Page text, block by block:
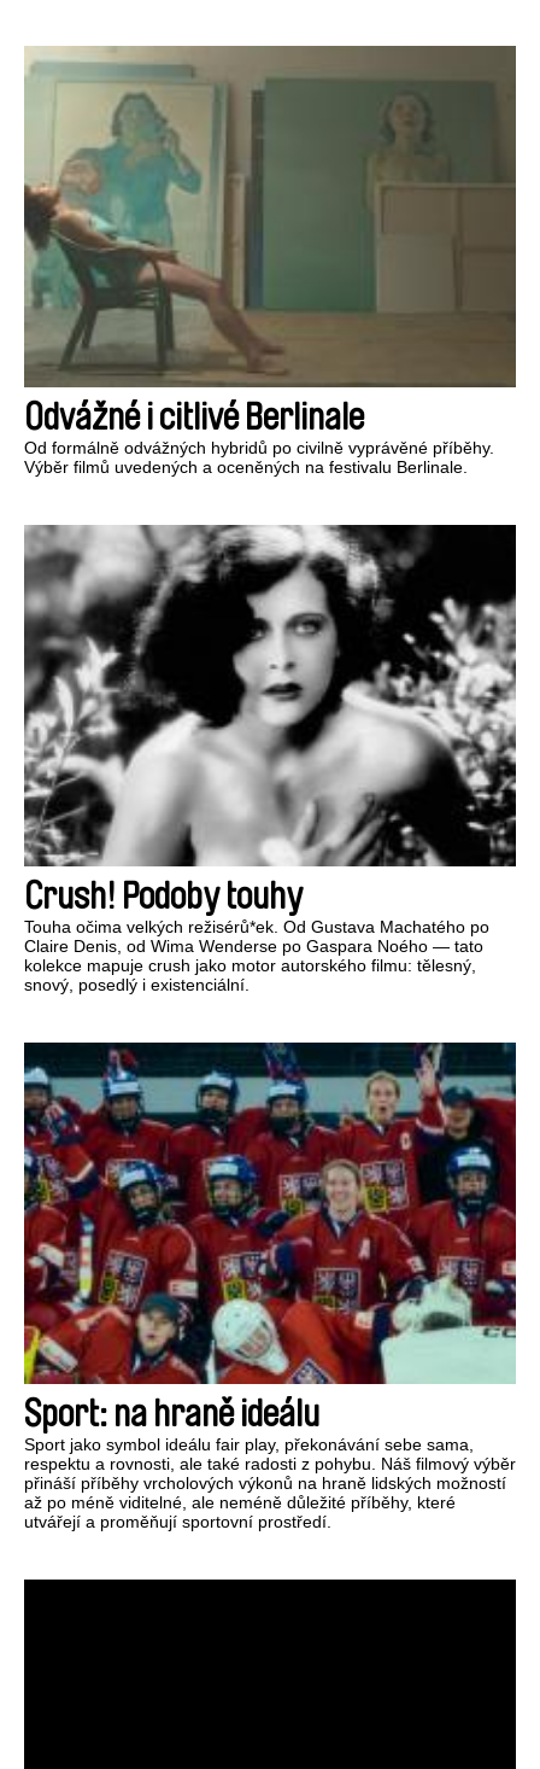
Odvážné i citlivé Berlinale
Od formálně odvážných hybridů po civilně vyprávěné příběhy.
Výběr filmů uvedených a oceněných na festivalu Berlinale.
Crush! Podoby touhy
Touha očima velkých režisérů*ek. Od Gustava Machatého po
Claire Denis, od Wima Wenderse po Gaspara Noého — tato
kolekce mapuje crush jako motor autorského filmu: tělesný,
snový, posedlý i existenciální.
Sport: na hraně ideálu
Sport jako symbol ideálu fair play, překonávání sebe sama,
respektu a rovnosti, ale také radosti z pohybu. Náš filmový výběr
přináší příběhy vrcholových výkonů na hraně lidských možností
až po méně viditelné, ale neméně důležité příběhy, které
utvářejí a proměňují sportovní prostředí.